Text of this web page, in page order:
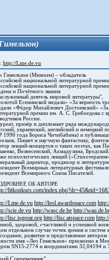
http://Lme.de.vu
Гимельзон (Мюнхен) – обладатель
национальной литературной
национальной литературной
и Почётного звания
деятель мировой литературы",
Есенинской медали» «За верность
«Фёдор Михайлович Достоевский» «За
премии им. А. С. Грибоедова с
России.
призёр и дипломант ряда
украинский, английский и немецкий
1990 года Бориса Чичибабина) и
Пишет и научную фантастику,
лекций-концертов о таких поэтах, как
Вознесенский, Ахмадулина,
психологических лекций
директор, продюсер и
Всемирных литературных
Всемирного Союза Писателей.
ОБ АВТОРЕ
litkonkurs.com/
Lme.de.vu http://leol.awardspace.com
scie.de.vu http://wasc.de.be http://
lisc.isgreat.org http://lisc.atspace.com
здоровой, счастливой и успешной
отдельном случае точек зрения и систем
развитие и представление
имя «Лео Гимельзон» присвоено в
SN15-2774 и координатами 32,04194 и